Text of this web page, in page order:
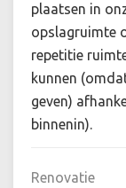
plaatsen in
opslagruimte
repetitie
kunnen
geven)
binnenin).
Renovatie